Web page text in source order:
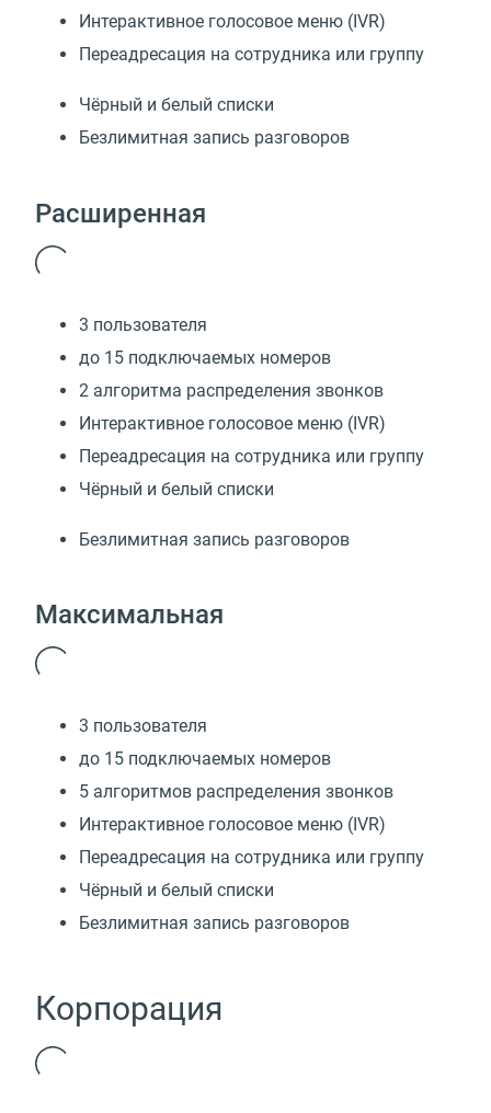
Интерактивное голосовое меню (IVR)
Переадресация на сотрудника или группу
Чёрный и белый списки
Безлимитная запись разговоров
Расширенная
3 пользователя
до 15 подключаемых номеров
2 алгоритма распределения звонков
Интерактивное голосовое меню (IVR)
Переадресация на сотрудника или группу
Чёрный и белый списки
Безлимитная запись разговоров
Максимальная
3 пользователя
до 15 подключаемых номеров
5 алгоритмов распределения звонков
Интерактивное голосовое меню (IVR)
Переадресация на сотрудника или группу
Чёрный и белый списки
Безлимитная запись разговоров
Корпорация